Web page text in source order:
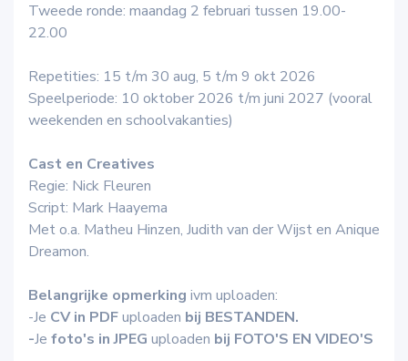
Tweede ronde: maandag 2 februari tussen 19.00-
22.00
Repetities: 15 t/m 30 aug, 5 t/m 9 okt 2026
Speelperiode: 10 oktober 2026 t/m juni 2027 (vooral
weekenden en schoolvakanties)
Cast en Creatives
Regie: Nick Fleuren
Script: Mark Haayema
Met o.a. Matheu Hinzen, Judith van der Wijst en Anique
Dreamon.
Belangrijke opmerking ivm uploaden:
-Je CV in PDFuploaden bij BESTANDEN.
-Je foto's in JPEG uploaden bij FOTO'S EN VIDEO'S